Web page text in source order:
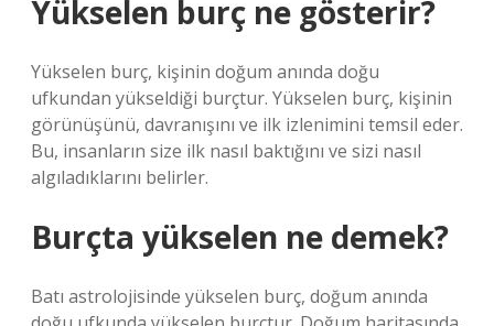
Yükselen burç ne gösterir?
Yükselen burç, kişinin doğum anında doğu
ufkundan yükseldiği burçtur. Yükselen burç, kişinin
görünüşünü, davranışını ve ilk izlenimini temsil eder.
Bu, insanların size ilk nasıl baktığını ve sizi nasıl
algıladıklarını belirler.
Burçta yükselen ne demek?
Batı astrolojisinde yükselen burç, doğum anında